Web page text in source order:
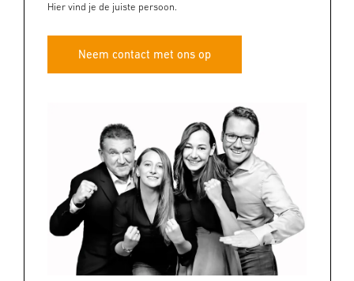
Hier vind je de juiste persoon.
Neem contact met ons op